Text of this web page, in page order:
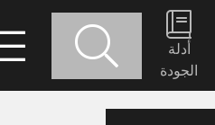
أدلة
الجودة